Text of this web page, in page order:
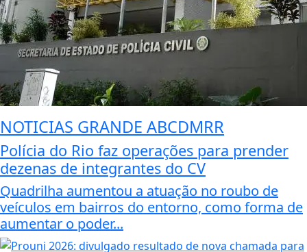
NOTICIAS GRANDE ABCDMRR
Polícia do Rio faz operações para prender
dezenas de integrantes do CV
Quadrilha aumentou a atuação no roubo de
veículos em bairros do entorno, como forma de
aumentar o poder...